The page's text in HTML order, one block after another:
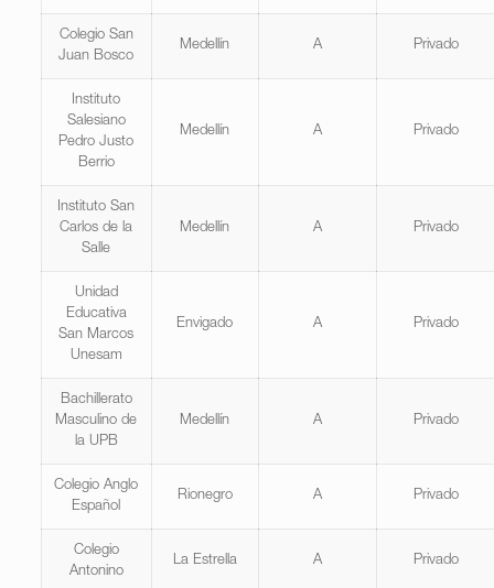
Colegio San
Juan Bosco
Medellín A Privado
Instituto
Salesiano
Pedro Justo
Berrio
Medellín A Privado
Instituto San
Carlos de la
Salle
Medellín A Privado
Unidad
Educativa
San Marcos
Unesam
Envigado A Privado
Bachillerato
Masculino de
la UPB
Medellín A Privado
Colegio Anglo
Español
Rionegro A Privado
Colegio
Antonino
La Estrella A Privado